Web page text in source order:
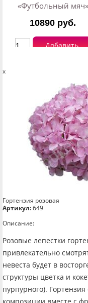
«Футбольный мяч»
Добавить
10890 руб.
x
Гортензия розовая
Артикул:б49
Описание:
Розовые лепестки
привлекательно
невеста будет в
структуры цветка и
пурпурного).